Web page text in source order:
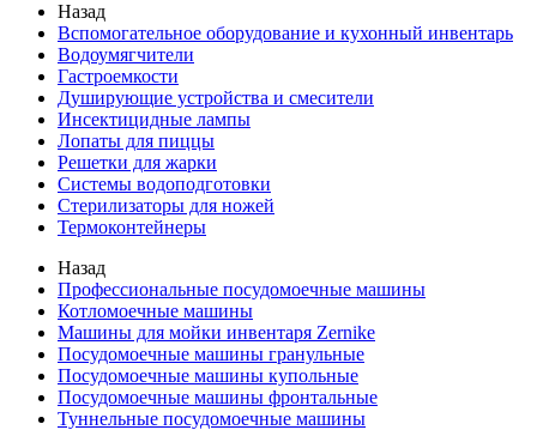
Назад
Вспомогательное оборудование и кухонный инвентарь
Водоумягчители
Гастроемкости
Душирующие устройства и смесители
Инсектицидные лампы
Лопаты для пиццы
Решетки для жарки
Системы водоподготовки
Стерилизаторы для ножей
Термоконтейнеры
Назад
Профессиональные посудомоечные машины
Котломоечные машины
Машины для мойки инвентаря Zernike
Посудомоечные машины гранульные
Посудомоечные машины купольные
Посудомоечные машины фронтальные
Туннельные посудомоечные машины